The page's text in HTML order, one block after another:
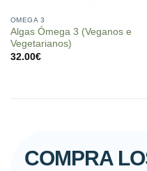
OMEGA 3
Algas Ómega 3 (Veganos e
Vegetarianos)
32.00€
COMPRA